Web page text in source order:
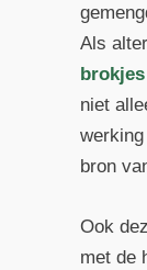
Als
brokjes
niet
bron
Ook
met de